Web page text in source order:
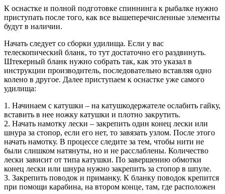
К оснастке и полной подготовке спиннинга к рыбалке нужно
приступать после того, как все вышеперечисленные элементы
будут в наличии.
Начать следует со сборки удилища. Если у вас
телескопический бланк, то тут достаточно его раздвинуть.
Штекерный бланк нужно собрать так, как это указал в
инструкции производитель, последовательно вставляя одно
колено в другое. Далее приступаем к оснастке уже самого
удилища:
1. Начинаем с катушки – на катушкодержателе ослабить гайку,
вставить в нее ножку катушки и плотно закрутить.
2. Начать намотку лески – закрепить один конец лески или
шнура за стопор, если его нет, то завязать узлом. После этого
начать намотку. В процессе следите за тем, чтобы нити не
были слишком натянуты, но и не расслаблены. Количество
лески зависит от типа катушки. По завершению обмотки
конец лески или шнура нужно закрепить за стопор в шпуле.
3. Закрепить поводок и приманку. К бланку поводок крепится
при помощи карабина, на втором конце, там, где расположен